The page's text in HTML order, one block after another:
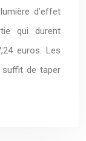
d’effet
qui durent
euros. Les
de taper